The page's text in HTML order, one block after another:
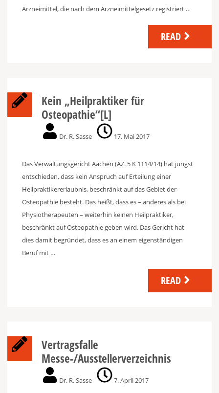
Arzneimittel, die nach dem Arzneimittelgesetz registriert …
READ
Kein „Heilpraktiker für
Osteopathie“[L]
Dr. R. Sasse 17. Mai 2017
Das Verwaltungsgericht Aachen (AZ. 5 K 1114/14) hat jüngst
entschieden, dass kein Anspruch auf Erteilung einer
Heilpraktikererlaubnis, beschränkt auf das Gebiet der
Osteopathie besteht. Das heißt, dass es – anderes als bei
Physiotherapeuten – weiterhin keinen Heilpraktiker,
beschränkt auf Osteopathie geben wird. Das Gericht hat
dies damit begründet, dass es an einem eigenständigen
Beruf mit …
READ
Vertragsfalle
Messe-/Ausstellerverzeichnis
Dr. R. Sasse 7. April 2017